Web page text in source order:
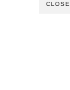
CLOSE